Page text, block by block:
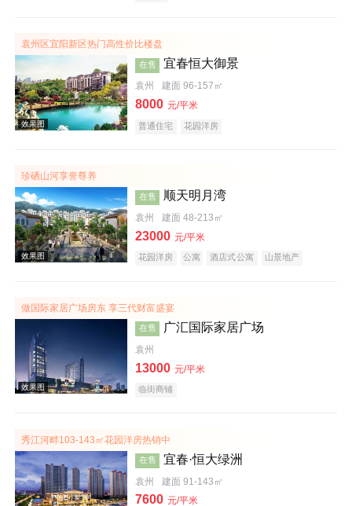
效果图
袁州区宜阳新区热门高性价比楼盘
效果图
在售 宜春恒大御景
袁州 建面 96-157㎡
8000 元/平米
普通住宅 花园洋房
珍硒山河享誉尊养
效果图
在售 顺天明月湾
袁州 建面 48-213㎡
23000 元/平米
花园洋房 公寓 酒店式公寓
山景地产
做国际家居广场房东 享三代财富盛宴
在售 广汇国际家居广场
袁州
13000 元/平米
临街商铺
秀江河畔103-143㎡花园洋房热销中
在售 宜春·恒大绿洲
袁州 建面 91-143㎡
7600 元/平米